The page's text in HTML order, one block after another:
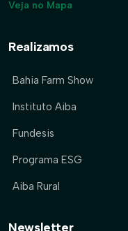
Veja no Mapa
Realizamos
Bahia Farm Show
Instituto Aiba
Fundesis
Programa ESG
Aiba Rural
Newsletter